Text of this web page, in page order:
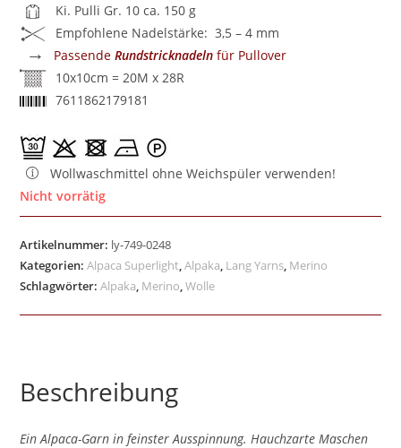
Ki. Pulli Gr. 10 ca. 150 g
Empfohlene Nadelstärke: 3,5 – 4 mm
→ PassendeRundstricknadeln für Pullover
10x10cm = 20M x 28R
7611862179181
Wollwaschmittel ohne Weichspüler verwenden!
Nicht vorrätig
Artikelnummer: ly-749-0248
Kategorien:Alpaca Superlight ,Alpaka Lang Yarns Merino
Schlagwörter:Alpaka Merino ,Wolle
Beschreibung
Ein Alpaca-Garn in feinster Ausspinnung. Hauchzarte Maschen